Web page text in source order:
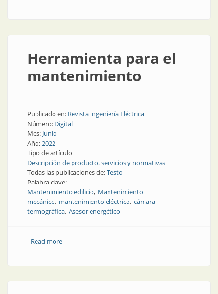
Herramienta para el
mantenimiento
Publicado en: Revista Ingeniería Eléctrica
Número: Digital
Mes: Junio
Año:2022
Tipo de artículo:
Descripción de producto, servicios y normativas
Todas las publicaciones de:Testo
Palabra clave:
Mantenimiento edilicio Mantenimiento
mecánico mantenimiento eléctrico cámara
termográfica Asesor energético
Read moreabout Herramienta para el mantenimiento